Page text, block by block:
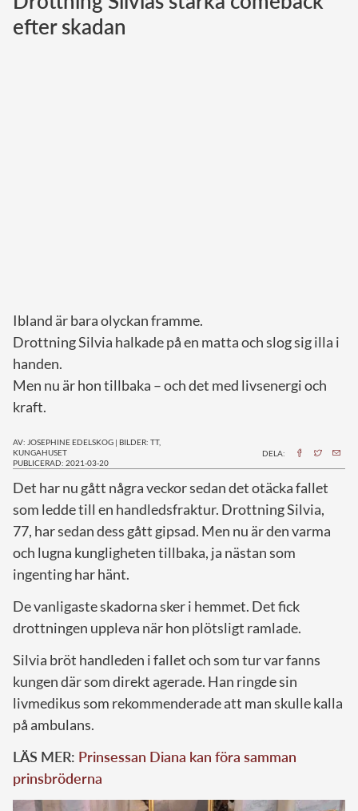
efter skadan
Ibland är bara olyckan framme.
Drottning Silvia halkade på en matta och slog sig illa i
handen.
Men nu är hon tillbaka – och det med livsenergi och
kraft.
AV: JOSEPHINE EDELSKOG | BILDER: TT,
KUNGAHUSET
PUBLICERAD: 2021-03-20
DELA:
Det har nu gått några veckor sedan det otäcka fallet
som ledde till en handledsfraktur. Drottning Silvia,
77, har sedan dess gått gipsad. Men nu är den varma
och lugna kungligheten tillbaka, ja nästan som
ingenting har hänt.
De vanligaste skadorna sker i hemmet. Det fick
drottningen uppleva när hon plötsligt ramlade.
Silvia bröt handleden i fallet och som tur var fanns
kungen där som direkt agerade. Han ringde sin
livmedikus som rekommenderade att man skulle kalla
på ambulans.
LÄS MER: Prinsessan Diana kan föra samman
prinsbröderna